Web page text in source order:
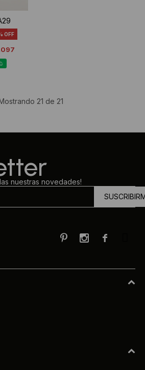
21 de 21
nuestras novedades!

 